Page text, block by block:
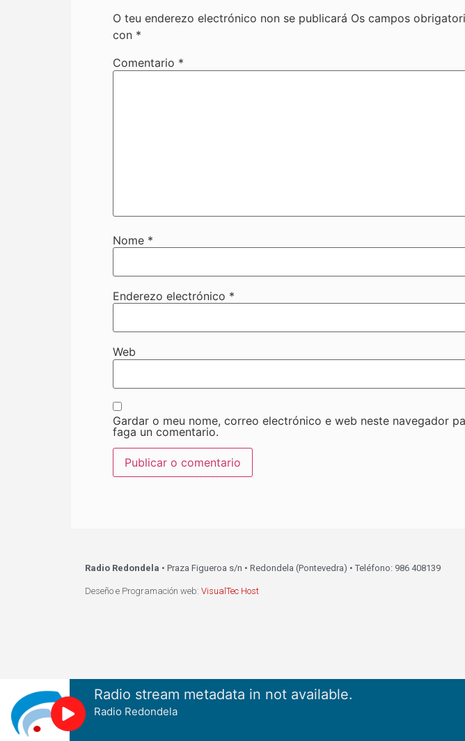
O teu enderezo electrónico non se publicará Os campos
con *
Comentario *
Nome *
Enderezo electrónico *
Web
Gardar o meu nome, correo electrónico e web neste navegador
faga un comentario.
Radio Redondela • Praza Figueroa s/n • Redondela (Pontevedra) • Teléfono: 986 408139
Deseño e Programación web: VisualTec Host
Radio stream metadata in not available.
Radio Redondela